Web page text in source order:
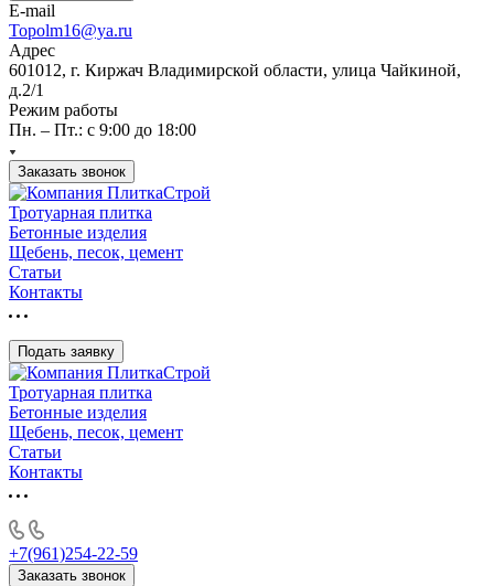
E-mail
Topolm16@ya.ru
Адрес
601012, г. Киржач Владимирской области, улица Чайкиной,
д.2/1
Режим работы
Пн. – Пт.: с 9:00 до 18:00
Заказать звонок
Тротуарная плитка
Бетонные изделия
Щебень, песок, цемент
Статьи
Контакты
Подать заявку
Тротуарная плитка
Бетонные изделия
Щебень, песок, цемент
Статьи
Контакты
+7(961)254-22-59
Заказать звонок